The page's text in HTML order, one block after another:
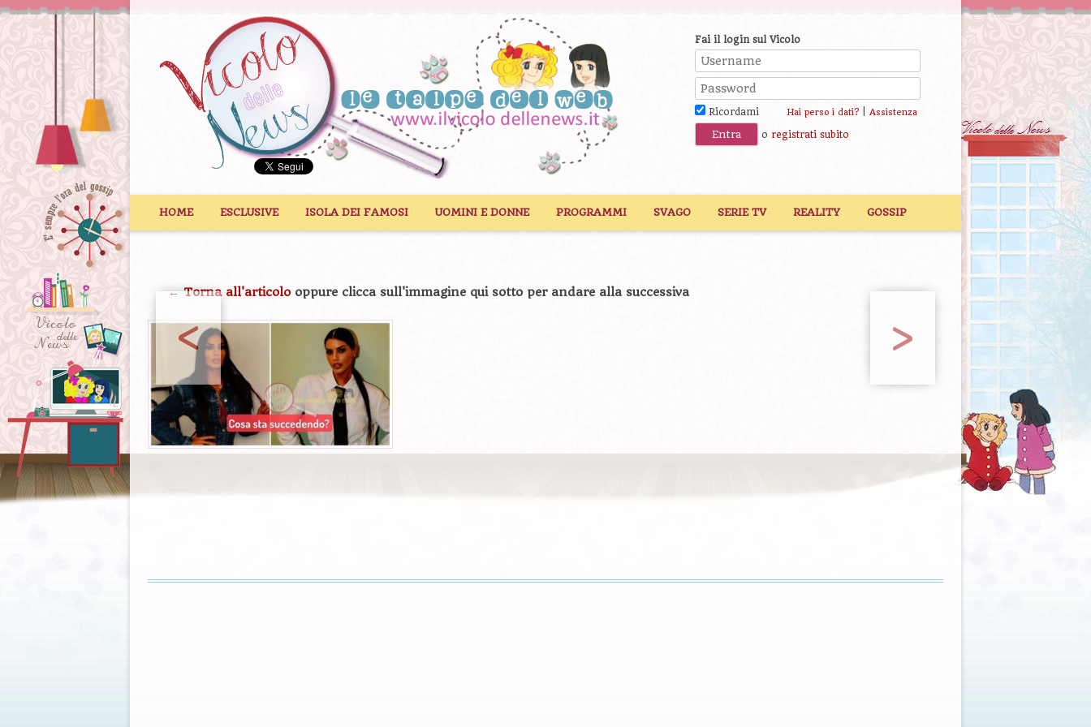
Fai il login sul Vicolo
Ricordami Hai perso i dati?| Assistenza
o registrati subito
HOME ESCLUSIVE ISOLA DEI FAMOSI UOMINI E DONNE PROGRAMMI SVAGO SERIE TV REALITY GOSSIP
← Torna all'articolo oppure clicca sull'immagine qui sotto per andare alla successiva
< >